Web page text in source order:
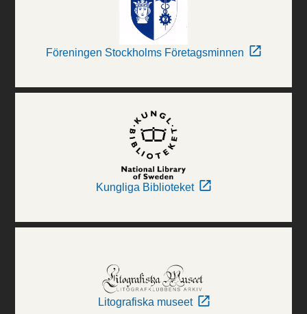
Föreningen Stockholms Företagsminnen
Kungliga Biblioteket
Litografiska museet